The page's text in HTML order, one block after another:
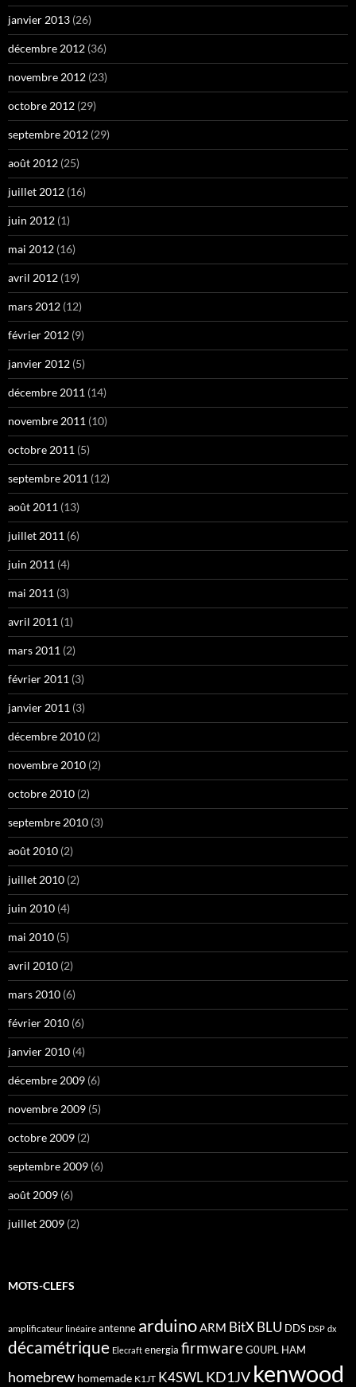
janvier 2013 (26)
décembre 2012 (36)
novembre 2012 (23)
octobre 2012 (29)
septembre 2012 (29)
août 2012 (25)
juillet 2012 (16)
juin 2012 (1)
mai 2012 (16)
avril 2012 (19)
mars 2012 (12)
février 2012 (9)
janvier 2012 (5)
décembre 2011 (14)
novembre 2011 (10)
octobre 2011 (5)
septembre 2011 (12)
août 2011 (13)
juillet 2011 (6)
juin 2011 (4)
mai 2011 (3)
avril 2011 (1)
mars 2011 (2)
février 2011 (3)
janvier 2011 (3)
décembre 2010 (2)
novembre 2010 (2)
octobre 2010 (2)
septembre 2010 (3)
août 2010 (2)
juillet 2010 (2)
juin 2010 (4)
mai 2010 (5)
avril 2010 (2)
mars 2010 (6)
février 2010 (6)
janvier 2010 (4)
décembre 2009 (6)
novembre 2009 (5)
octobre 2009 (2)
septembre 2009 (6)
août 2009 (6)
juillet 2009 (2)
MOTS-CLEFS
amplificateur linéaire antenne arduinoARM BitX BLU DDS DSP dx
décamétrique Elecraft energia firmwareG0UPL HAM
homebrew homemade K1JT K4SWL KD1JV kenwood